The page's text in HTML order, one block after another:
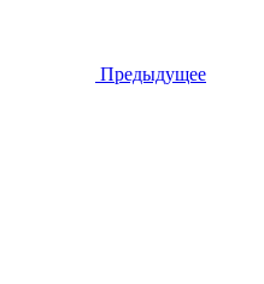
Предыдущее